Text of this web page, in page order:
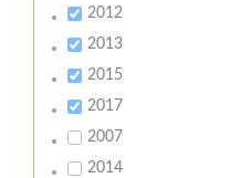
2012
2013
2015
2017
2007
2014